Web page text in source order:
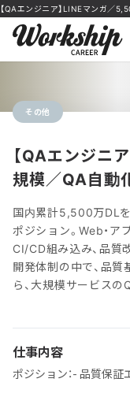
【QAエンジニア】LINEマンガ／
その他
【QAエンジニ
規模／QA自動
国内累計5,500万DL
ポジション。Web・ア
CI/CD組み込み、品質
開発体制の中で、品
ら、大規模サービス
仕事内容
ポジション：- 品質保証